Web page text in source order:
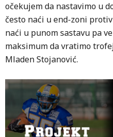
očekujem da nastavimo u
često naći u end-zoni
naći u punom sastavu pa
maksimum da vratimo
Mladen Stojanović.